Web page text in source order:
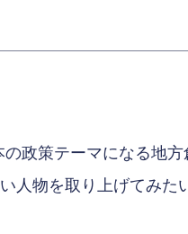
政策テーマになる地
人物を取り上げてみた